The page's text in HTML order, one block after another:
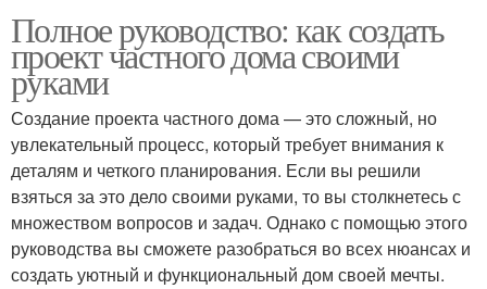
Полное руководство: как создать
проект частного дома своими
руками
Создание проекта частного дома — это сложный, но
увлекательный процесс, который требует внимания к
деталям и четкого планирования. Если вы решили
взяться за это дело своими руками, то вы столкнетесь с
множеством вопросов и задач. Однако с помощью этого
руководства вы сможете разобраться во всех нюансах и
создать уютный и функциональный дом своей мечты.